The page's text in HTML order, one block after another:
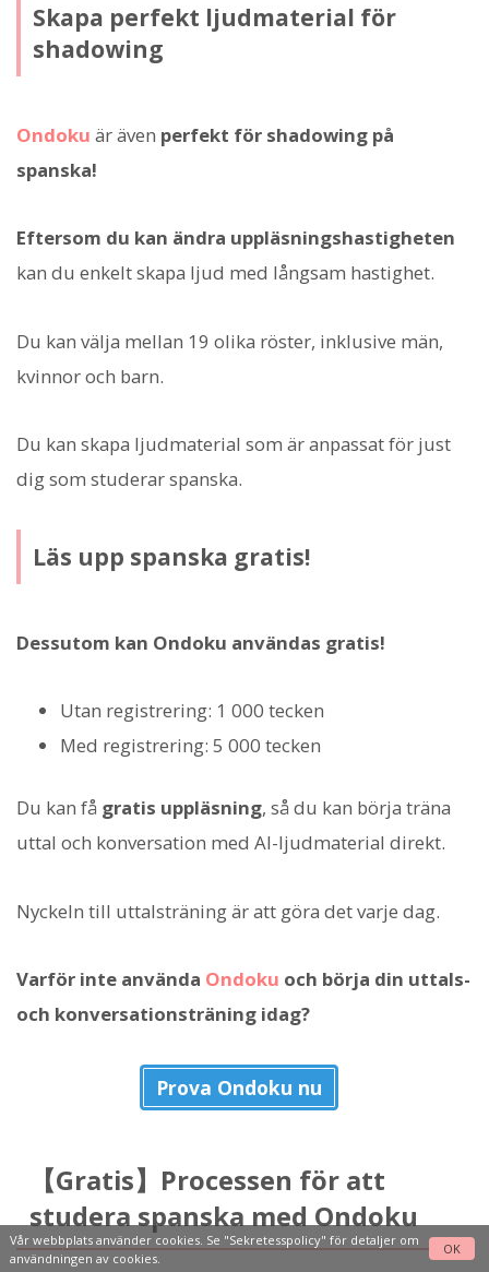
Skapa perfekt ljudmaterial för
shadowing
Ondoku är även perfekt för shadowing på
spanska!
Eftersom du kan ändra uppläsningshastigheten
kan du enkelt skapa ljud med långsam hastighet.
Du kan välja mellan 19 olika röster, inklusive män,
kvinnor och barn.
Du kan skapa ljudmaterial som är anpassat för just
dig som studerar spanska.
Läs upp spanska gratis!
Dessutom kan Ondoku användas gratis!
Utan registrering: 1 000 tecken
Med registrering: 5 000 tecken
Du kan få gratis uppläsning, så du kan börja träna
uttal och konversation med AI-ljudmaterial direkt.
Nyckeln till uttalsträning är att göra det varje dag.
Varför inte använda Ondoku och börja din uttals-
och konversationsträning idag?
Prova Ondoku nu
【Gratis】Processen för att
studera spanska med Ondoku
Vår webbplats använder cookies. Se "Sekretesspolicy" för detaljer om
användningen av cookies.
OK